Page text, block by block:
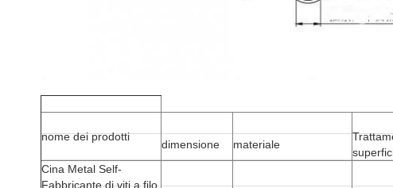
nome dei prodotti
dimensione materiale
Cina Metal Self-
Fabbricante di viti a filo